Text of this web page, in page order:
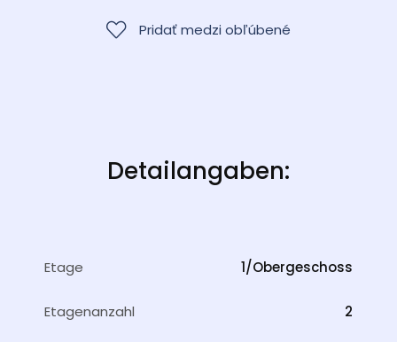
Pridať medzi obľúbené
Detailangaben:
Etage 1/Obergeschoss
Etagenanzahl 2